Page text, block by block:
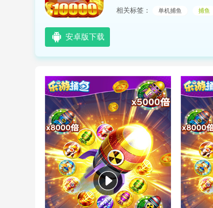
相关标签：
单机捕鱼 捕鱼
安卓版下载